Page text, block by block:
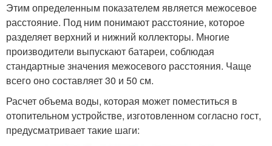
Этим определенным показателем является межосевое
расстояние. Под ним понимают расстояние, которое
разделяет верхний и нижний коллекторы. Многие
производители выпускают батареи, соблюдая
стандартные значения межосевого расстояния. Чаще
всего оно составляет 30 и 50 см.
Расчет объема воды, которая может поместиться в
отопительном устройстве, изготовленном согласно гост,
предусматривает такие шаги: